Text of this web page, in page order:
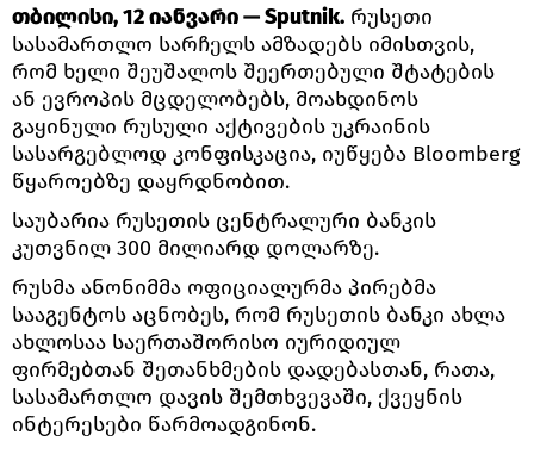
თბილისი, 12 იანვარი — Sputnik. რუსეთი
სასამართლო სარჩელს ამზადებს იმისთვის,
რომ ხელი შეუშალოს შეერთებული შტატების
ან ევროპის მცდელობებს, მოახდინოს
გაყინული რუსული აქტივების უკრაინის
სასარგებლოდ კონფისკაცია, იუწყება Bloomberg
წყაროებზე დაყრდნობით.
საუბარია რუსეთის ცენტრალური ბანკის
კუთვნილ 300 მილიარდ დოლარზე.
რუსმა ანონიმმა ოფიციალურმა პირებმა
სააგენტოს აცნობეს, რომ რუსეთის ბანკი ახლა
ახლოსაა საერთაშორისო იურიდიულ
ფირმებთან შეთანხმების დადებასთან, რათა,
სასამართლო დავის შემთხვევაში, ქვეყნის
ინტერესები წარმოადგინონ.